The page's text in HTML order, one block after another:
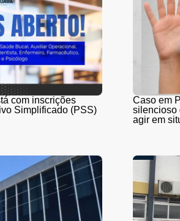
com inscrições
Simplificado (PSS)
Caso em
silencioso
agir em